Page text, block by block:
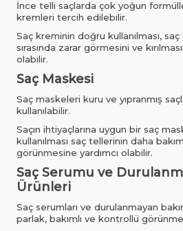
İnce telli saçlarda çok yoğun
kremleri tercih edilebilir.
Saç kreminin doğru kullanılması,
sırasında zarar görmesini ve
olabilir.
Saç Maskesi
Saç maskeleri kuru ve yıpranmış
kullanılabilir.
Saçın ihtiyaçlarına uygun bir saç
kullanılması saç tellerinin daha
görünmesine yardımcı olabilir.
Saç Serumu ve
Ürünleri
Saç serumları ve durulanmayan
parlak, bakımlı ve kontrollü